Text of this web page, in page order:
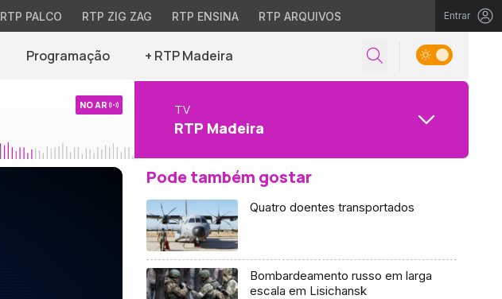
RTP PALCO RTP ZIG ZAG RTP ENSINA RTP ARQUIVOS Entrar
Programação + RTP Madeira
NO AR TV
RTP Madeira
Pode também gostar
Quatro doentes transportados
Bombardeamento russo em larga
escala em Lisichansk